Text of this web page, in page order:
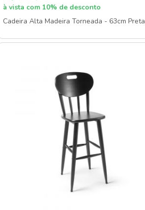
à vista com 10% de desconto
Cadeira Alta Madeira Torneada - 63cm Preta